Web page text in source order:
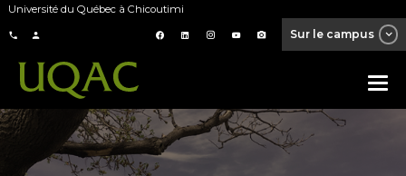
Université du Québec à Chicoutimi
Sur le campus